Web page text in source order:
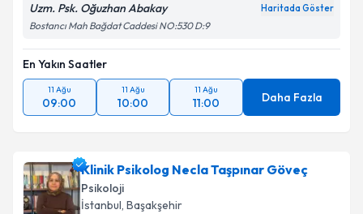
Uzm. Psk. Oğuzhan Abakay Haritada Göster
Bostancı Mah Bağdat Caddesi NO:530 D:9
En Yakın Saatler
11 Ağu
09:00
11 Ağu
10:00
11 Ağu
11:00 Daha Fazla
Klinik Psikolog Necla Taşpınar Göveç
Psikoloji
İstanbul, Başakşehir